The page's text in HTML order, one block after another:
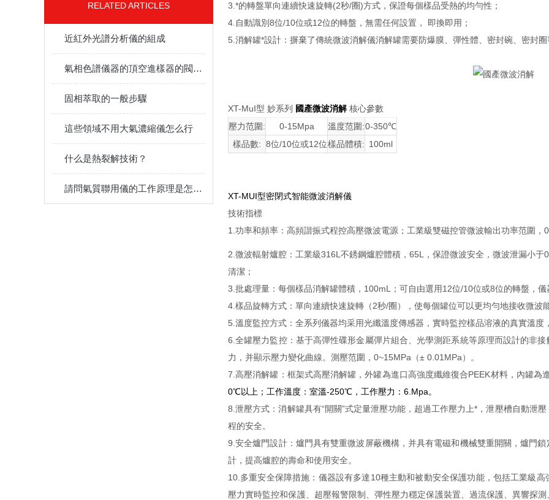
RELATED ARTICLES
近紅外光譜分析儀的組成
氣相色譜儀器的頂空進樣器的閥箱是什么?
固相萃取的一般步驟
這些領域不用大氣濃縮儀怎么行
什么是熱裂解技術？
請問氣質聯用儀的工作原理是怎么樣呀?有什么用途?
3.*的轉盤單向連續快速旋轉(2秒/圈)方式，保證每個樣品受熱的均勻性；
4.自動識別8位/10位或12位的轉盤，無需任何設置， 即換即用；
5.消解罐*設計：摒棄了傳統微波消解儀消解罐需要防爆膜、彈性體、密封碗、密封圈
XT-MuI型 妙系列 國產微波消解核心參數
壓力范圍:
0-15Mpa 溫度范圍:0-350℃
樣品數: 8位/10位或12位樣品體積: 100ml
XT-MUI型密閉式智能微波消解儀
技術指標
1.功率和頻率：高頻諧振式程控高壓微波電源；工業級雙磁控管微波輸出功率范圍，
2.微波輻射爐腔：工業級316L不銹鋼爐腔體積，65L， 保證微波安全，微波泄漏小于
清潔；
3.批處理量：每個樣品消解罐體積，100mL；可自由選用12位/10位或8位的轉盤，儀
4.樣品旋轉方式：單向連續快速旋轉（2秒/圈），使每個罐位可以更均勻地接收微波能
5.溫度監控方式：全系列儀器均采用光纖溫度傳感器，實時監控樣品溶液的真實溫
6.全罐壓力監控：基于高彈性碟形金屬彈片組合、光學測距系統等原理而設計的非
力，并顯示壓力變化曲線。測壓范圍，0~15MPa（± 0.01MPa）。
7.高壓消解罐：框架式高壓消解罐，外罐為進口高強度纖維復合PEEK材料，內罐
0℃以上；工作溫度：室溫-250℃，工作壓力：6.Mpa。
8.泄壓方式：消解罐具有“開關”式定量泄壓功能，超過工作壓力上*，泄壓槽自動泄
程的安全。
9.安全爐門設計：爐門具有雙重微波屏蔽機構，并具有電磁和機械雙重開關，爐門
計，提高爐腔的壽命和使用安全。
10.多重安全保障措施：儀器設有多達10種主動和被動安全保護功能，包括工業級
壓力實時監控和保護、超壓報警限制、彈性壓力穩定保護裝置、過流保護、異響探